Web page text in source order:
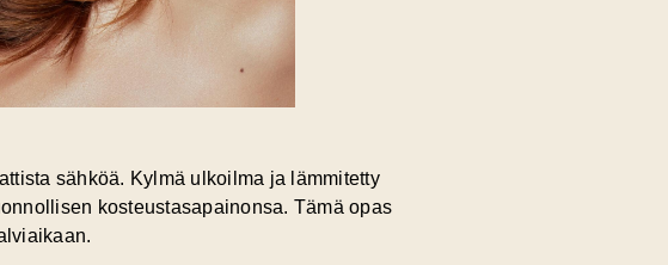
sähköä. Kylmä ulkoilma ja lämmitetty
kosteustasapainonsa. Tämä opas